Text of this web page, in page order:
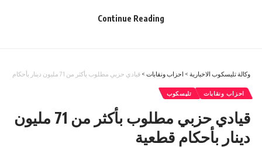
Sign Up For Daily Newsletter
[mc4wp_form]
and acknowledge the data practices in
our
Privacy Policy . You may unsubscribe at any time.
Continue Reading
وكالة تليسكوب الاخبارية > احزاب ونقابات > قيادي حزبي مطلوب بأكثر من 71 مليون دينار بأحكام قطعية
احزاب ونقابات تليسكوب
قيادي حزبي مطلوب بأكثر من 71 مليون
دينار بأحكام قطعية